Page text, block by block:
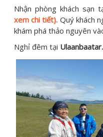
Nhận phòng khách sạn
xem chi tiết). Quý khách
khám phá thảo nguyên
Nghỉ đêm tại Ulaanbaatar.